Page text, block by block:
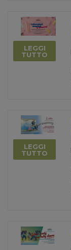
LEGGI
TUTTO
LEGGI
TUTTO